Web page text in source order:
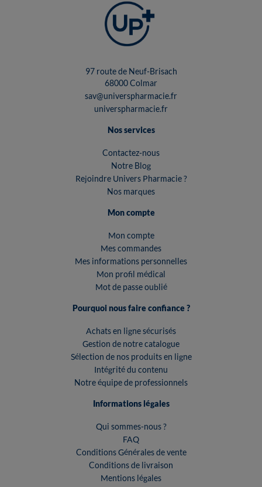
97 route de Neuf-Brisach
68000 Colmar
sav@universpharmacie.fr
universpharmacie.fr
Nos services
Contactez-nous
Notre Blog
Rejoindre Univers Pharmacie ?
Nos marques
Mon compte
Mon compte
Mes commandes
Mes informations personnelles
Mon profil médical
Mot de passe oublié
Pourquoi nous faire confiance ?
Achats en ligne sécurisés
Gestion de notre catalogue
Sélection de nos produits en ligne
Intégrité du contenu
Notre équipe de professionnels
Informations légales
Qui sommes-nous ?
FAQ
Conditions Générales de vente
Conditions de livraison
Mentions légales